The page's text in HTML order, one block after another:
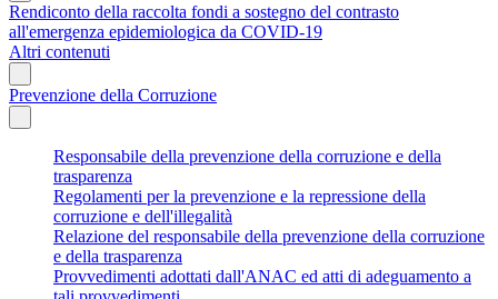
Rendiconto della raccolta fondi a sostegno del contrasto
all'emergenza epidemiologica da COVID-19
Altri contenuti
Prevenzione della Corruzione
Responsabile della prevenzione della corruzione e della
trasparenza
Regolamenti per la prevenzione e la repressione della
corruzione e dell'illegalità
Relazione del responsabile della prevenzione della corruzione
e della trasparenza
Provvedimenti adottati dall'ANAC ed atti di adeguamento a